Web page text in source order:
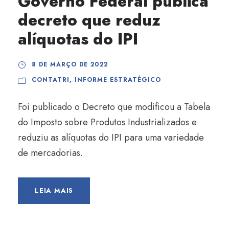
decreto que reduz
alíquotas do IPI
8 DE MARÇO DE 2022
CONTATRI, INFORME ESTRATÉGICO
Foi publicado o Decreto que modificou a Tabela
do Imposto sobre Produtos Industrializados e
reduziu as alíquotas do IPI para uma variedade
de mercadorias.
LEIA MAIS